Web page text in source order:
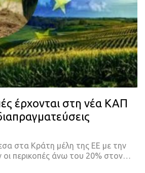
έρχονται στη νέα ΚΑΠ
στα Κράτη μέλη της ΕΕ με την
οι περικοπές άνω του 20% στον…